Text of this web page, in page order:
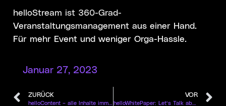
helloStream ist 360-Grad-
Veranstaltungsmanagement aus einer Hand.
Für mehr Event und weniger Orga-Hassle.
Januar 27, 2023
ZURÜCK VOR
helloWhitePaper: Let’s Talk about Hubs 3/3